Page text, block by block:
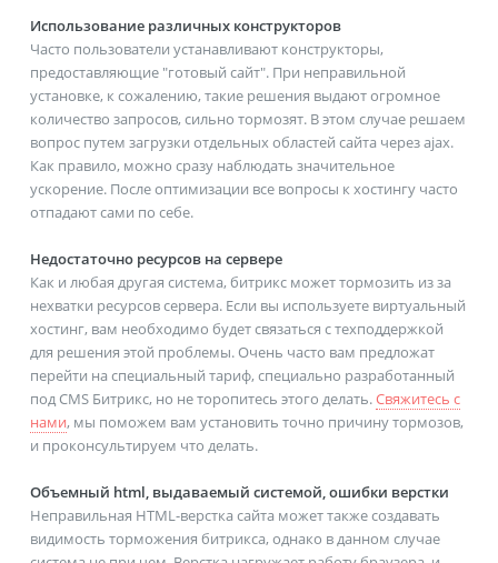
Использование различных конструкторов
Часто пользователи устанавливают конструкторы,
предоставляющие "готовый сайт". При неправильной
установке, к сожалению, такие решения выдают огромное
количество запросов, сильно тормозят. В этом случае решаем
вопрос путем загрузки отдельных областей сайта через ajax.
Как правило, можно сразу наблюдать значительное
ускорение. После оптимизации все вопросы к хостингу часто
отпадают сами по себе.
Недостаточно ресурсов на сервере
Как и любая другая система, битрикс может тормозить из за
нехватки ресурсов сервера. Если вы используете виртуальный
хостинг, вам необходимо будет связаться с техподдержкой
для решения этой проблемы. Очень часто вам предложат
перейти на специальный тариф, специально разработанный
под CMS Битрикс, но не торопитесь этого делать.Свяжитесь с
нами, мы поможем вам установить точно причину тормозов,
и проконсультируем что делать.
Объемный html, выдаваемый системой, ошибки верстки
Неправильная HTML-верстка сайта может также создавать
видимость торможения битрикса, однако в данном случае